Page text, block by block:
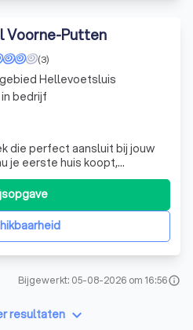
Voorne-Putten
(3)
die perfect aansluit bij jouw
je eerste huis koopt,
woning, of wilt
badkamer of dakkapel, wij
met je mee en bieden
voordel
Hellevoetsluis
in bedrijf
Bijgewerkt: 05-08-2026 om 16:56info
resultaten keyboard_arrow_down